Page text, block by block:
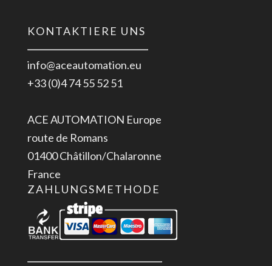
KONTAKTIERE UNS
info@aceautomation.eu
+33 (0)4 74 55 52 51
ACE AUTOMATION Europe
route de Romans
01400 Châtillon/Chalaronne
France
ZAHLUNGSMETHODE